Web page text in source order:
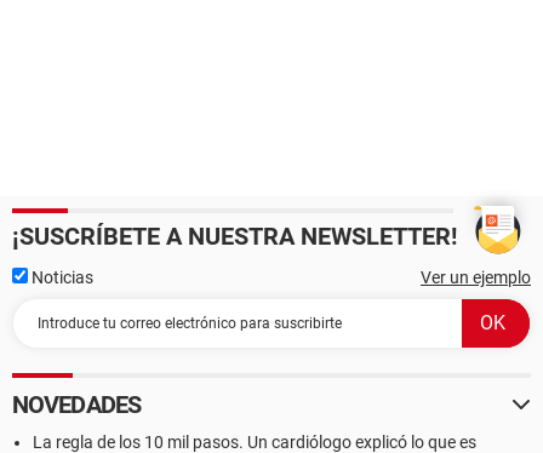
¡SUSCRÍBETE A NUESTRA NEWSLETTER!
Noticias Ver un ejemplo
NOVEDADES
La regla de los 10 mil pasos. Un cardiólogo explicó lo que es